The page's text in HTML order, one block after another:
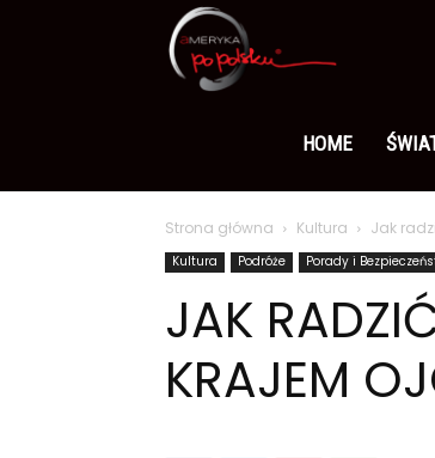
po
polsku
HOME
Strona główna Kultura Jak
Kultura Podróże Porady i
JAK
KRAJEM